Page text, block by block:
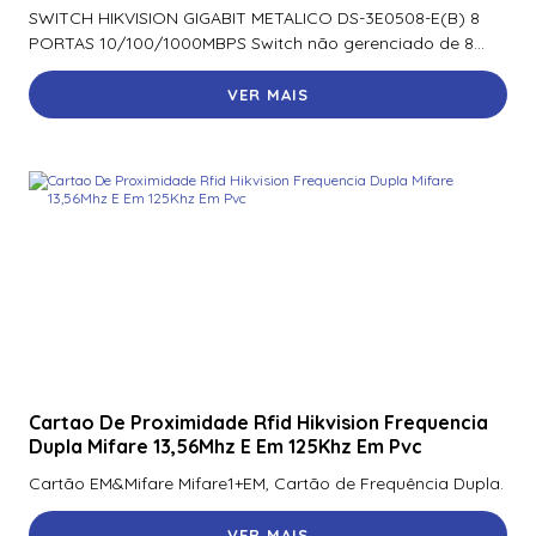
920Ntnnek00000 | Assa Abloy | Leitor De Proximidader
920Pmnnekea073 | Assa Abloy | Leitor De Proximidade
920Pmntekma003 | Assa Abloy | Leitor De Proximidade
Rp40
Rk40
921Nsnnek20000 | Assa Abloy | Leitor De Proximidade
Rk40
921Ntnnek00000 | Assa Abloy | Leitor De Proximidade
SWITCH HIKVISION GIGABIT METALICO DS-3E0508-E(B) 8
PORTAS 10/100/1000MBPS Switch não gerenciado de 8...
VER MAIS
Cartao De Proximidade Rfid Hikvision Frequencia
Dupla Mifare 13,56Mhz E Em 125Khz Em Pvc
Cartão EM&Mifare Mifare1+EM, Cartão de Frequência Dupla.